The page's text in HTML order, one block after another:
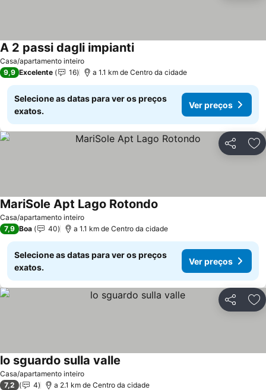
Casa/apartamento inteiro
A 2 passi dagli impiantiVer preços
9,9 Excelente 16 a 1.1 km de Centro da cidade
Selecione as datas para ver os preços
exatos.
Ver preços
Partilhar
Casa/apartamento inteiro
MariSole Apt Lago Rotondo
7,9 Boa 40 a 1.1 km de Centro da cidade
Selecione as datas para ver os preços
exatos.
Ver preços
Partilhar
Casa/apartamento inteiro
lo sguardo sulla valle
7,2 4 a 2.1 km de Centro da cidade